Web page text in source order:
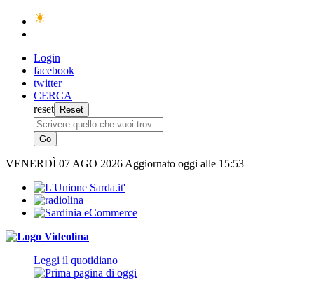
Login
facebook
twitter
CERCA
reset
VENERDÌ 07 AGO 2026 Aggiornato oggi alle 15:53
Leggi il quotidiano